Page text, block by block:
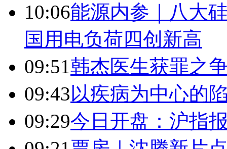
10:06能源内参｜八大
国用电负荷四创新高
09:51韩杰医生获罪之
09:43以疾病为中心的
09:29今日开盘：沪指